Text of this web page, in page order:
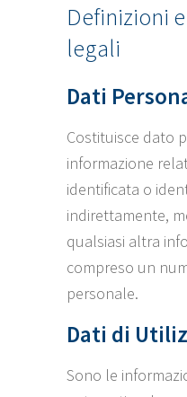
Definizioni
legali
Dati
Costituisce dato
informazione
identificata o
indirettamente,
qualsiasi altra
compreso un
personale.
Dati di
Sono le